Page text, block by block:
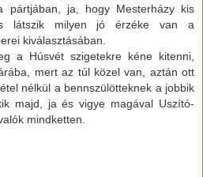
ja, hogy Mesterházy kis
látszik milyen jó érzéke van a
kiválasztásában.
a Húsvét szigetekre kéne kitenni,
mert az túl közel van, aztán ott
nélkül a bennszülötteknek a jobbik
majd, ja és vigye magával Uszító-
mindketten.